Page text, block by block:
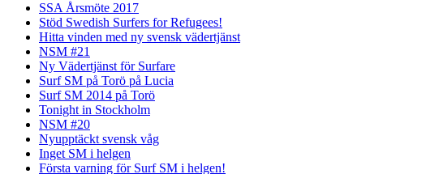
SSA Årsmöte 2017
Stöd Swedish Surfers for Refugees!
Hitta vinden med ny svensk vädertjänst
NSM #21
Ny Vädertjänst för Surfare
Surf SM på Torö på Lucia
Surf SM 2014 på Torö
Tonight in Stockholm
NSM #20
Nyupptäckt svensk våg
Inget SM i helgen
Första varning för Surf SM i helgen!